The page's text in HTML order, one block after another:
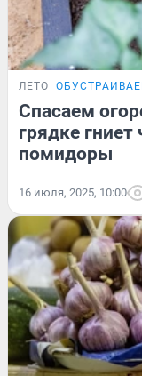
ЛЕТО
Спасаем
грядке гниет
помидоры
16 июля, 2025, 10:00